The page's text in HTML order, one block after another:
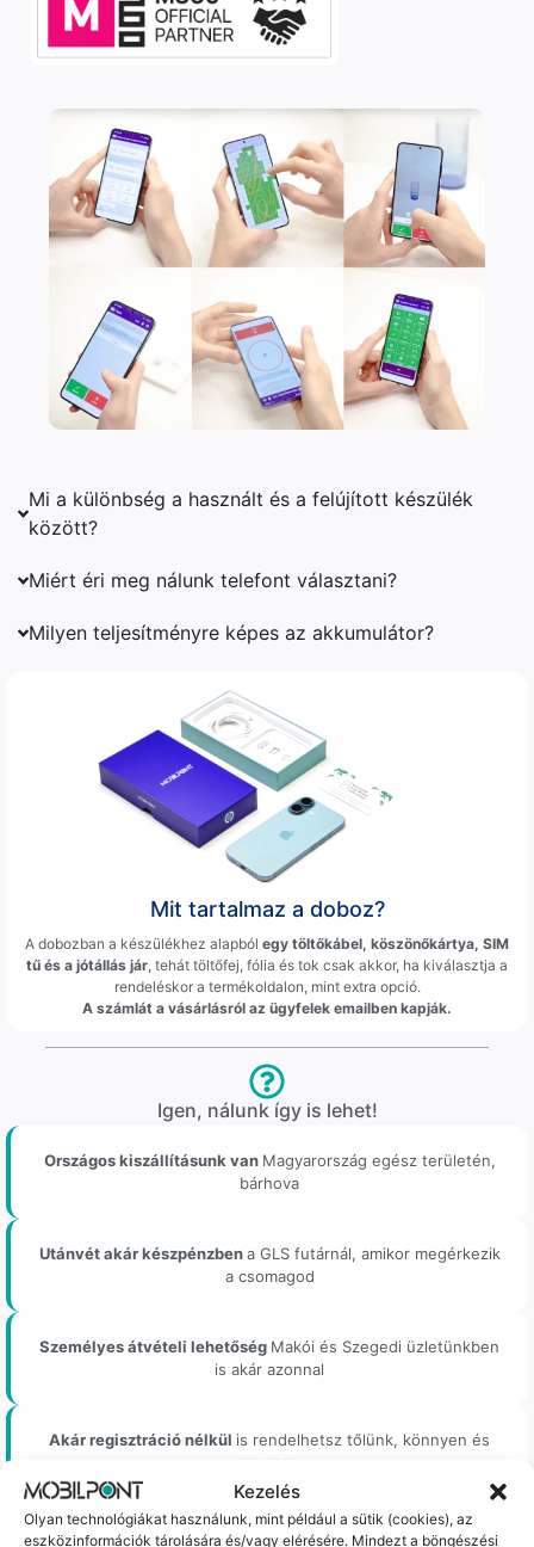
Kezelés
Olyan technológiákat használunk, mint például a sütik (cookies), az
eszközinformációk tárolására és/vagy elérésére. Mindezt a böngészési
Mi a különbség a használt és a felújított készülék
között?
Miért éri meg nálunk telefont választani?
Milyen teljesítményre képes az akkumulátor?
Mit tartalmaz a doboz?
A dobozban a készülékhez alapból egy töltőkábel, köszönőkártya, SIM
tű és a jótállás jár , tehát töltőfej, fólia és tok csak akkor, ha kiválasztja a
rendeléskor a termékoldalon, mint extra opció.
A számlát a vásárlásról az ügyfelek emailben kapják.
Igen, nálunk így is lehet!
Országos kiszállításunk van Magyarország egész területén,
bárhova
Utánvét akár készpénzbena GLS futárnál, amikor megérkezik
a csomagod
Személyes átvételi lehetőség Makói és Szegedi üzletünkben
is akár azonnal
Akár regisztráció nélkül is rendelhetsz tőlünk, könnyen és